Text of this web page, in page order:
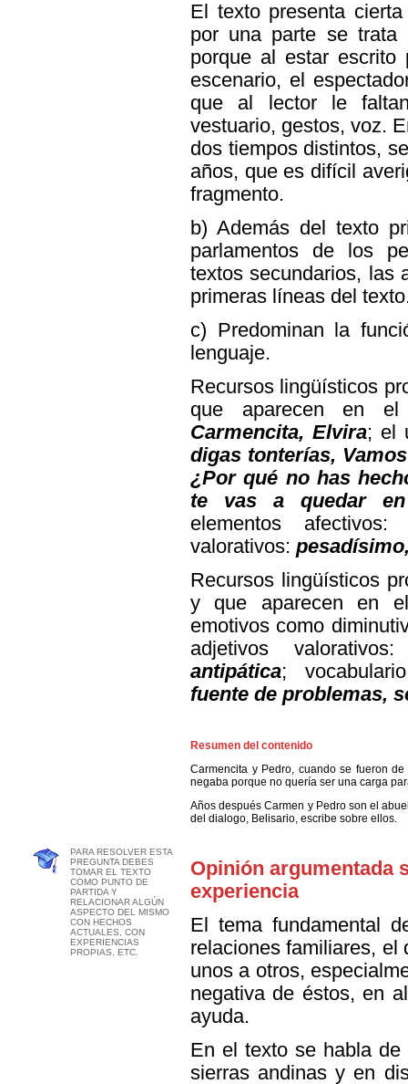
El texto presenta
por una parte se trata
porque al estar escrito
escenario, el
que al lector le
vestuario, gestos, voz.
dos tiempos distintos,
años, que es difícil
fragmento.
b) Además del texto
parlamentos de los
textos secundarios, las
primeras líneas del
c) Predominan la
lenguaje.
Recursos lingüísticos
que aparecen en
Carmencita, Elvira; el
digas tonterías, Vamos
¿Por qué no has
te vas a quedar en
elementos
valorativos:
Recursos lingüísticos
y que aparecen en
emotivos como
adjetivos
antipática;
fuente de problemas,
Resumen del contenido
Carmencita y Pedro, cuando se fueron
negaba porque no quería ser una carga
Años después Carmen y Pedro son el
del dialogo, Belisario, escribe sobre ellos.
PARA RESOLVER ESTA
PREGUNTA DEBES
TOMAR EL TEXTO
COMO PUNTO DE
PARTIDA Y
RELACIONAR ALGÚN
ASPECTO DEL MISMO
CON HECHOS
ACTUALES, CON
EXPERIENCIAS
PROPIAS, ETC.
Opinión argumentada
experiencia
El tema fundamental
relaciones familiares, el
unos a otros,
negativa de éstos, en
ayuda.
En el texto se habla
sierras andinas y en